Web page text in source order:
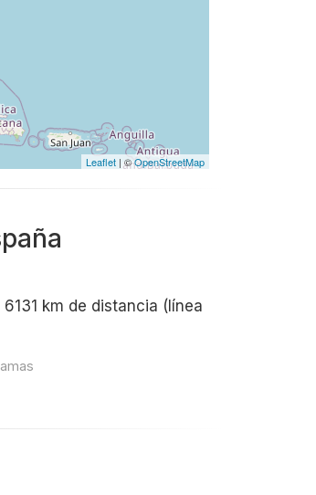
Leaflet | ©OpenStreetMap
km de distancia (línea